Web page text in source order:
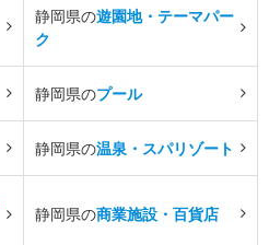
静岡県の遊園地・テーマパー
ク
静岡県のプール
静岡県の温泉・スパリゾート
静岡県の商業施設・百貨店